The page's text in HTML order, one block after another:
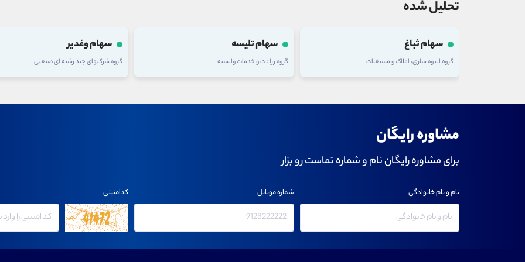
تحلیل شده
سهام ثباغ
گروه انبوه سازی، املاک و مستغلات
سهام تلیسه
گروه زراعت و خدمات وابسته
سهام وغدیر
گروه شرکتهای چند رشته ای صنعتی
مشاوره رایگان
برای مشاوره رایگان نام و شماره تماست رو بزار
نام و نام خانوادگی شماره موبایل کدامنیتی